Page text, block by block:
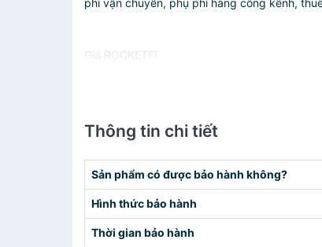
phí vận chuyển, phụ phí hàng cồng kềnh,
Giá ROCKETFI
Thông tin chi tiết
Sản phẩm có được bảo hành không?
Hình thức bảo hành
Thời gian bảo hành